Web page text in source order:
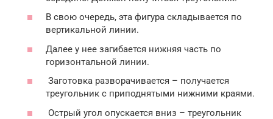
В свою очередь, эта фигура складывается по
вертикальной линии.
Далее у нее загибается нижняя часть по
горизонтальной линии.
Заготовка разворачивается – получается
треугольник с приподнятыми нижними краями.
Острый угол опускается вниз – треугольник